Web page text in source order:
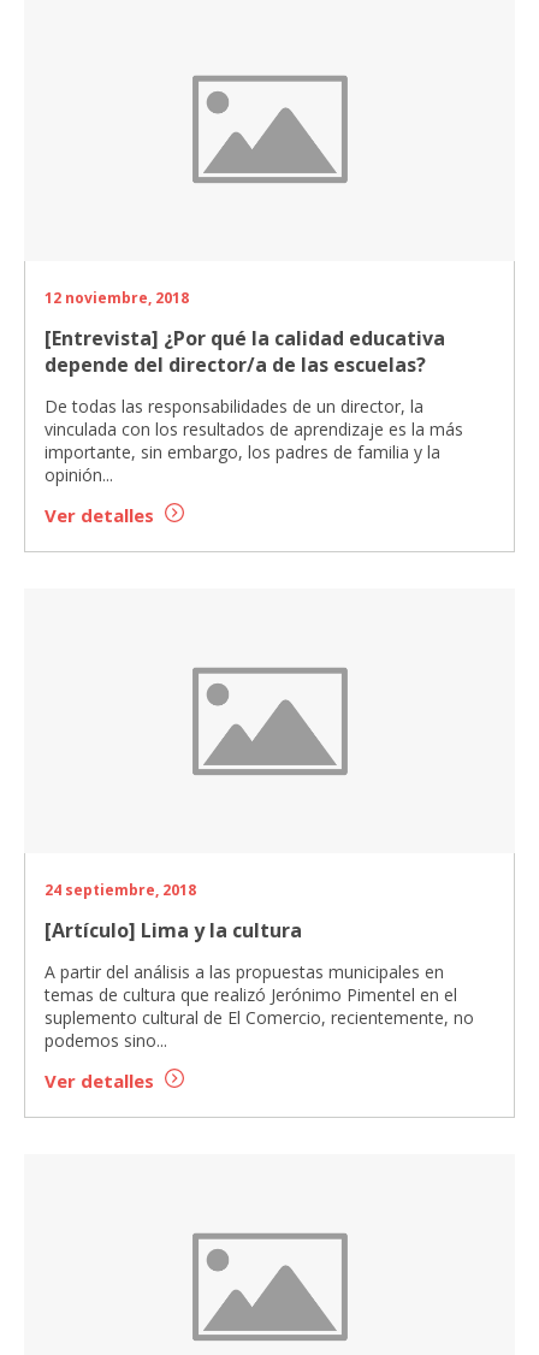
12 noviembre, 2018
[Entrevista] ¿Por qué la calidad educativa
depende del director/a de las escuelas?
De todas las responsabilidades de un director, la
vinculada con los resultados de aprendizaje es la más
importante, sin embargo, los padres de familia y la
opinión...
Ver detalles
24 septiembre, 2018
[Artículo] Lima y la cultura
A partir del análisis a las propuestas municipales en
temas de cultura que realizó Jerónimo Pimentel en el
suplemento cultural de El Comercio, recientemente, no
podemos sino...
Ver detalles